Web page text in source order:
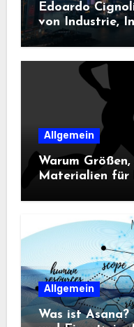
Edoardo
von Industrie,
Technologie
Allgemein
Warum
Materialien für
Allgemein
Was ist